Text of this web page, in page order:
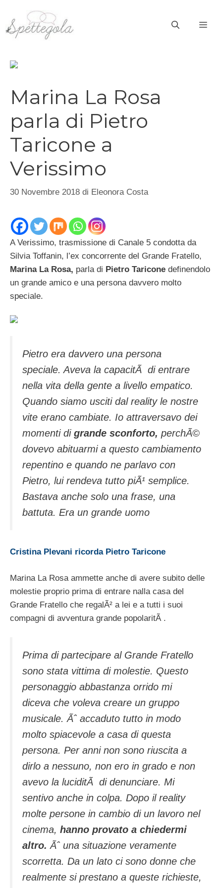
contenuto
Marina La Rosa
parla di Pietro
Taricone a
Verissimo
30 Novembre 2018 di Eleonora Costa
A Verissimo, trasmissione di Canale 5 condotta da
Silvia Toffanin, l’ex concorrente del Grande Fratello,
Marina La Rosa, parla di Pietro Taricone definendolo
un grande amico e una persona davvero molto
speciale.
Pietro era davvero una persona
speciale. Aveva la capacitÃ di entrare
nella vita della gente a livello empatico.
Quando siamo usciti dal reality le nostre
vite erano cambiate. Io attraversavo dei
momenti di grande sconforto, perchÃ©
dovevo abituarmi a questo cambiamento
repentino e quando ne parlavo con
Pietro, lui rendeva tutto piÃ¹ semplice.
Bastava anche solo una frase, una
battuta. Era un grande uomo
Cristina Plevani ricorda Pietro Taricone
Marina La Rosa ammette anche di avere subito delle
molestie proprio prima di entrare nalla casa del
Grande Fratello che regalÃ² a lei e a tutti i suoi
compagni di avventura grande popolaritÃ .
Prima di partecipare al Grande Fratello
sono stata vittima di molestie. Questo
personaggio abbastanza orrido mi
diceva che voleva creare un gruppo
musicale. Ãˆ accaduto tutto in modo
molto spiacevole a casa di questa
persona. Per anni non sono riuscita a
dirlo a nessuno, non ero in grado e non
avevo la luciditÃ di denunciare. Mi
sentivo anche in colpa. Dopo il reality
molte persone in cambio di un lavoro nel
cinema, hanno provato a chiedermi
altro. Ãˆ una situazione veramente
scorretta. Da un lato ci sono donne che
realmente si prestano a queste richieste,